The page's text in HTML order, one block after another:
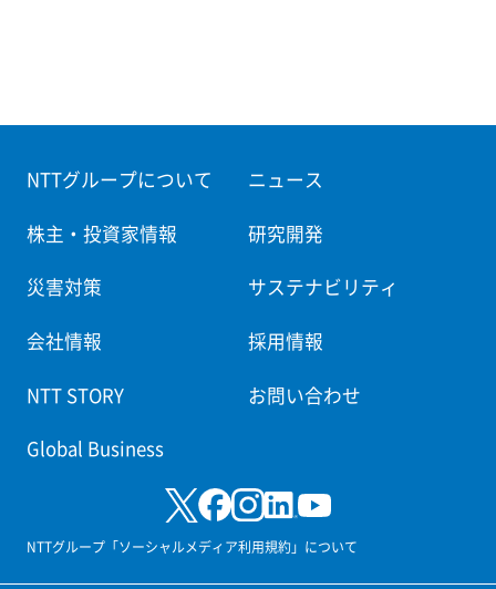
NTTグループについて ニュース
株主・投資家情報 研究開発
災害対策 サステナビリティ
会社情報 採用情報
NTT STORY お問い合わせ
Global Business
NTTグループ「ソーシャルメディア利用規約」について